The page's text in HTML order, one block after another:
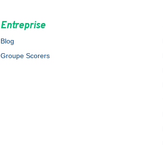
Entreprise
Blog
Groupe Scorers